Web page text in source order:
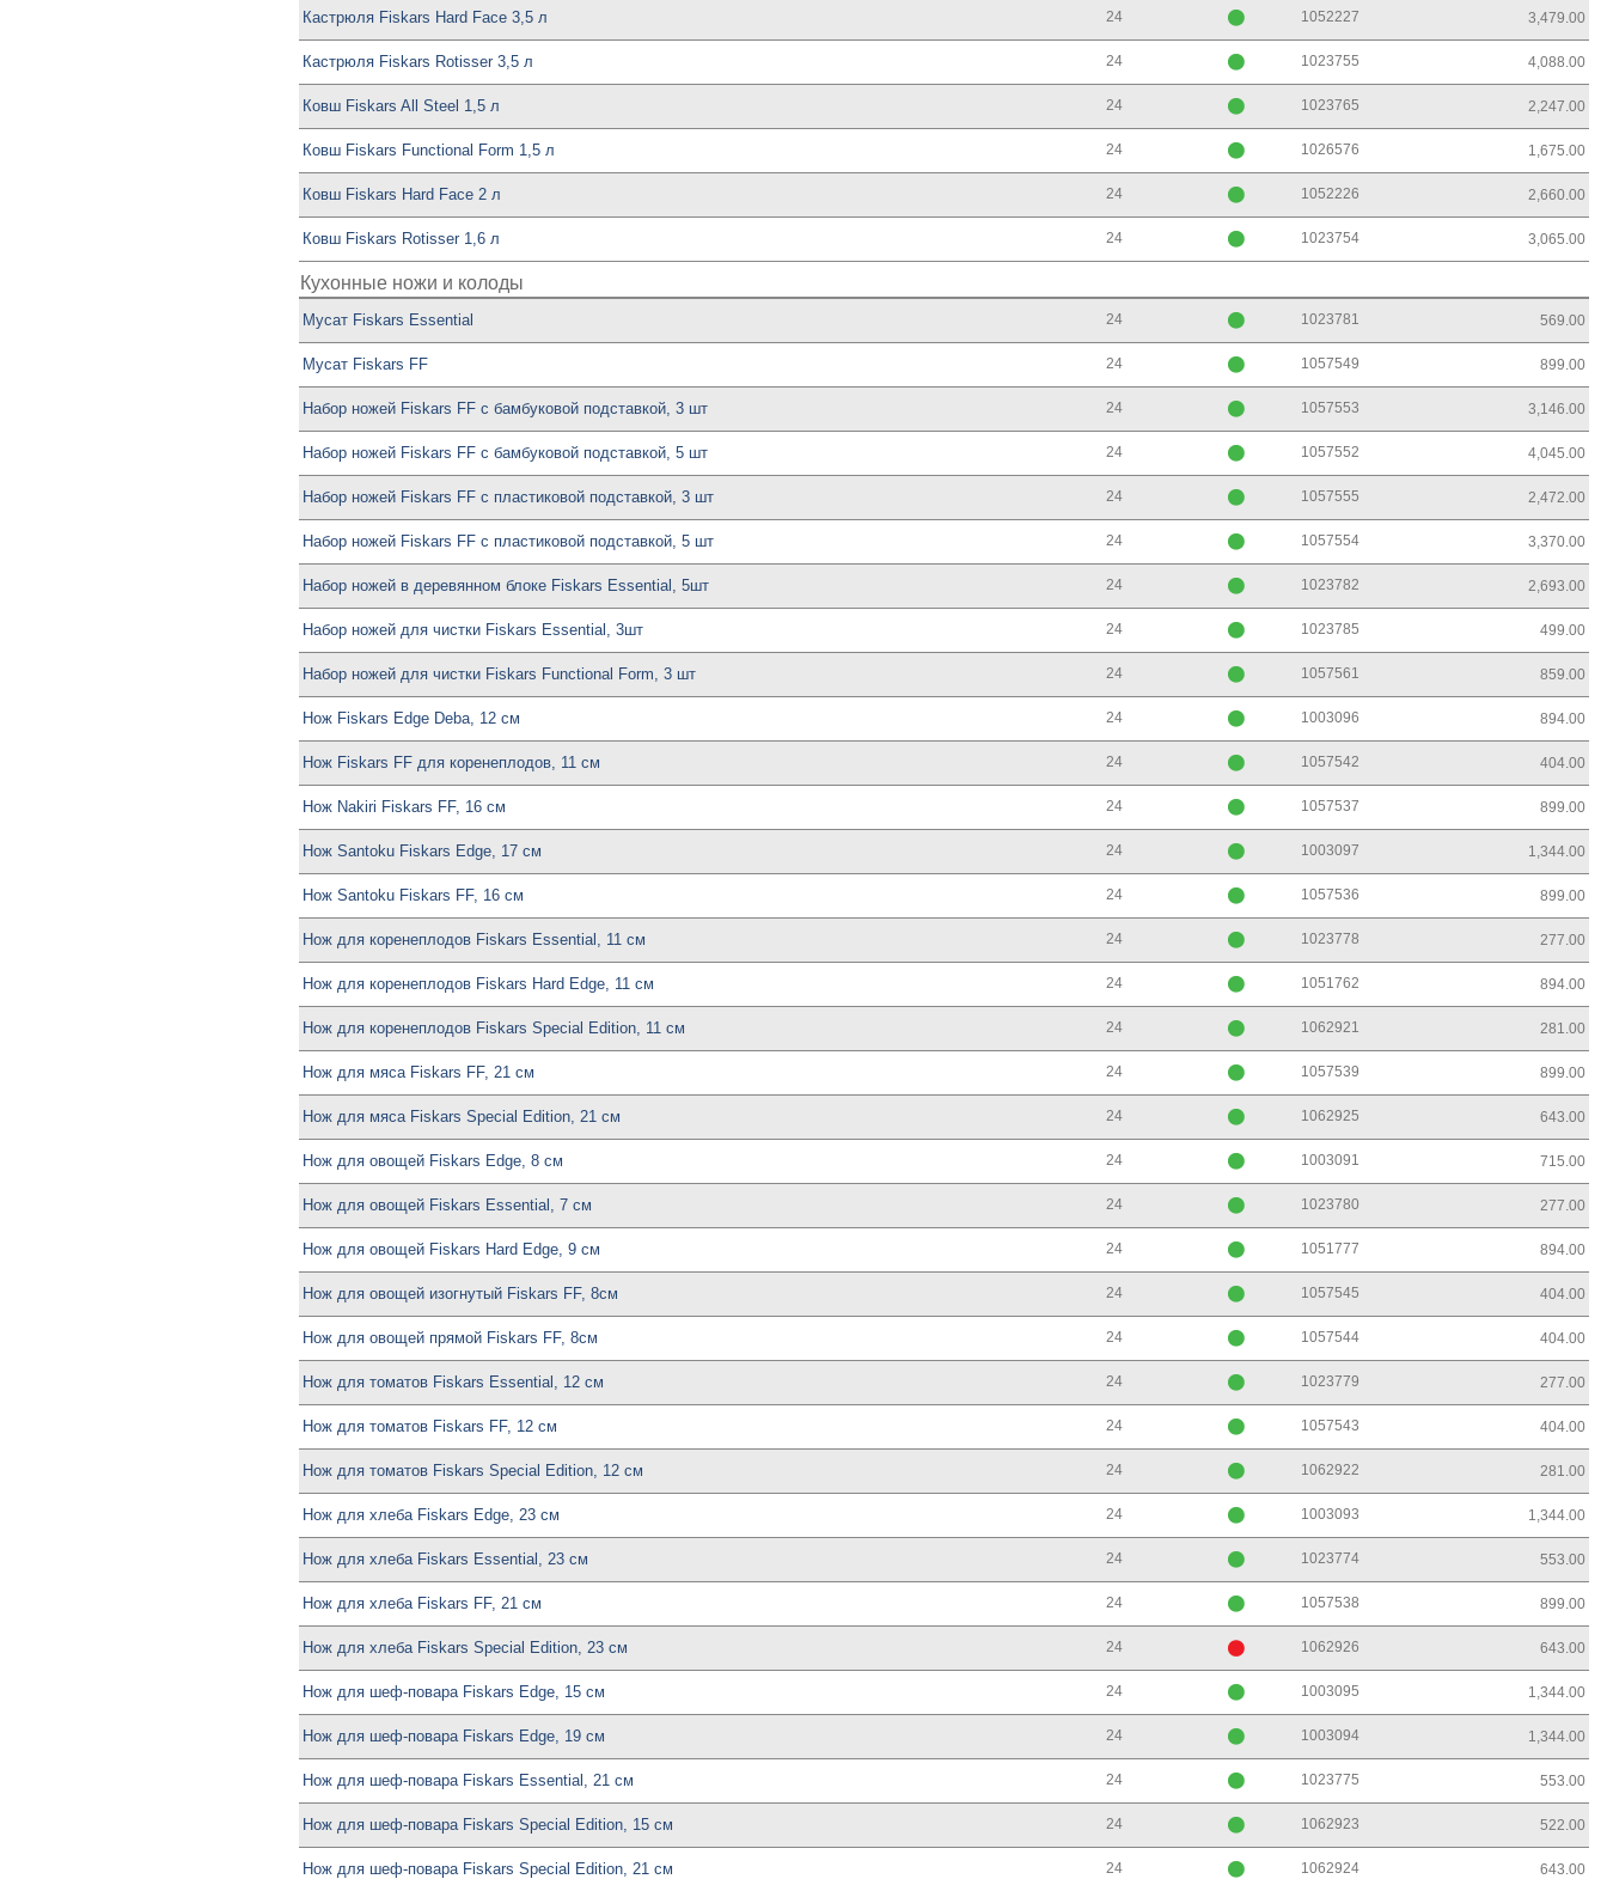
Кастрюля Fiskars Hard Face 3,5 л 24 1052227 3,479.00
Кастрюля Fiskars Rotisser 3,5 л 24 1023755 4,088.00
Ковш Fiskars All Steel 1,5 л 24 1023765 2,247.00
Ковш Fiskars Functional Form 1,5 л 24 1026576 1,675.00
Ковш Fiskars Hard Face 2 л 24 1052226 2,660.00
Ковш Fiskars Rotisser 1,6 л 24 1023754 3,065.00
Кухонные ножи и колоды
Мусат Fiskars Essential 24 1023781 569.00
Мусат Fiskars FF 24 1057549 899.00
Набор ножей Fiskars FF с бамбуковой подставкой, 3 шт 24 1057553 3,146.00
Набор ножей Fiskars FF с бамбуковой подставкой, 5 шт 24 1057552 4,045.00
Набор ножей Fiskars FF с пластиковой подставкой, 3 шт 24 1057555 2,472.00
Набор ножей Fiskars FF с пластиковой подставкой, 5 шт 24 1057554 3,370.00
Набор ножей в деревянном блоке Fiskars Essential, 5шт 24 1023782 2,693.00
Набор ножей для чистки Fiskars Essential, 3шт 24 1023785 499.00
Набор ножей для чистки Fiskars Functional Form, 3 шт 24 1057561 859.00
Нож Fiskars Edge Deba, 12 см 24 1003096 894.00
Нож Fiskars FF для коренеплодов, 11 см 24 1057542 404.00
Нож Nakiri Fiskars FF, 16 см 24 1057537 899.00
Нож Santoku Fiskars Edge, 17 см 24 1003097 1,344.00
Нож Santoku Fiskars FF, 16 см 24 1057536 899.00
Нож для коренеплодов Fiskars Essential, 11 см 24 1023778 277.00
Нож для коренеплодов Fiskars Hard Edge, 11 см 24 1051762 894.00
Нож для коренеплодов Fiskars Special Edition, 11 см 24 1062921 281.00
Нож для мяса Fiskars FF, 21 см 24 1057539 899.00
Нож для мяса Fiskars Special Edition, 21 см 24 1062925 643.00
Нож для овощей Fiskars Edge, 8 см 24 1003091 715.00
Нож для овощей Fiskars Essential, 7 см 24 1023780 277.00
Нож для овощей Fiskars Hard Edge, 9 см 24 1051777 894.00
Нож для овощей изогнутый Fiskars FF, 8см 24 1057545 404.00
Нож для овощей прямой Fiskars FF, 8см 24 1057544 404.00
Нож для томатов Fiskars Essential, 12 см 24 1023779 277.00
Нож для томатов Fiskars FF, 12 см 24 1057543 404.00
Нож для томатов Fiskars Special Edition, 12 см 24 1062922 281.00
Нож для хлеба Fiskars Edge, 23 см 24 1003093 1,344.00
Нож для хлеба Fiskars Essential, 23 см 24 1023774 553.00
Нож для хлеба Fiskars FF, 21 см 24 1057538 899.00
Нож для хлеба Fiskars Special Edition, 23 см 24 1062926 643.00
Нож для шеф-повара Fiskars Edge, 15 см 24 1003095 1,344.00
Нож для шеф-повара Fiskars Edge, 19 см 24 1003094 1,344.00
Нож для шеф-повара Fiskars Essential, 21 см 24 1023775 553.00
Нож для шеф-повара Fiskars Special Edition, 15 см 24 1062923 522.00
Нож для шеф-повара Fiskars Special Edition, 21 см 24 1062924 643.00